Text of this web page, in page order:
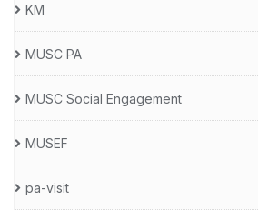
KM
MUSC PA
MUSC Social Engagement
MUSEF
pa-visit